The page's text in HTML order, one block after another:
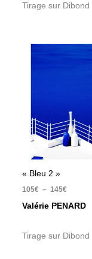
Tirage sur Dibond
« Bleu 2 »
105€ – 145€
Plage
Valérie PENARD
Tirage sur Dibond